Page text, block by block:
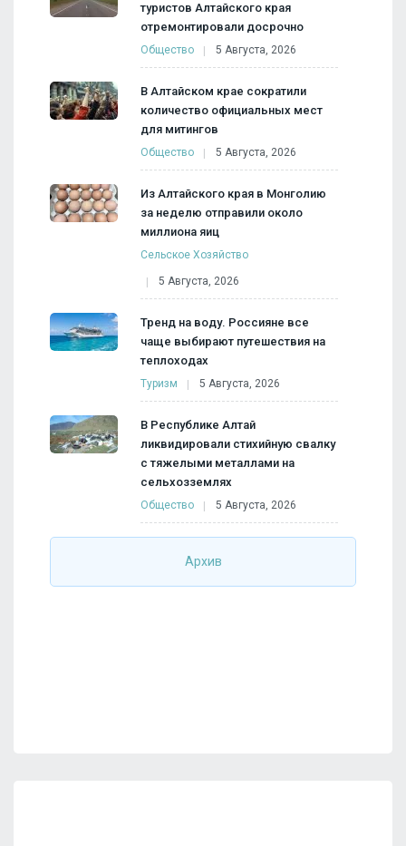
туристов Алтайского края
отремонтировали досрочно
Общество 5 Августа, 2026
В Алтайском крае сократили
количество официальных мест
для митингов
Общество 5 Августа, 2026
Из Алтайского края в Монголию
за неделю отправили около
миллиона яиц
Сельское Хозяйство
5 Августа, 2026
Тренд на воду. Россияне все
чаще выбирают путешествия на
теплоходах
Туризм 5 Августа, 2026
В Республике Алтай
ликвидировали стихийную свалку
с тяжелыми металлами на
сельхозземлях
Общество 5 Августа, 2026
Архив